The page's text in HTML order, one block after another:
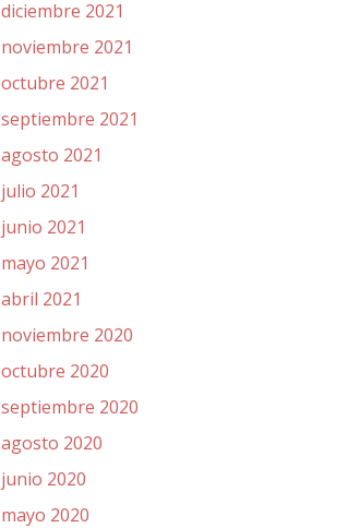
diciembre 2021
noviembre 2021
octubre 2021
septiembre 2021
agosto 2021
julio 2021
junio 2021
mayo 2021
abril 2021
noviembre 2020
octubre 2020
septiembre 2020
agosto 2020
junio 2020
mayo 2020